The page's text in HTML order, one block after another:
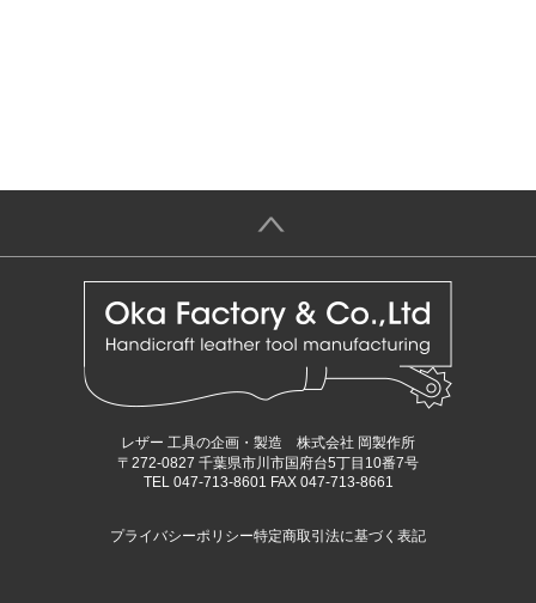
＞
レザー 工具の企画・製造 株式会社 岡製作所
〒272-0827 千葉県市川市国府台5丁目10番7号
TEL 047-713-8601 FAX 047-713-8661
プライバシーポリシー特定商取引法に基づく表記